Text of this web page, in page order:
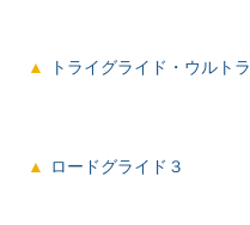
トライグライド・ウルトラ
ロードグライド３